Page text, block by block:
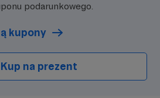
podarunkowego.
kupony
Kup na prezent